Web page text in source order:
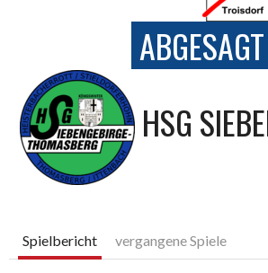
ABGESAGT
HSG
Spielbericht vergangene Spiele